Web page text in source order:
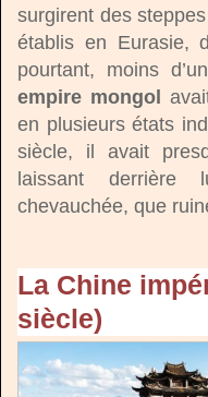
surgirent des
établis en Eurasie,
pourtant, moins
empire mongol
en plusieurs états
siècle, il avait
laissant derrière
chevauchée, que
La Chine
siècle)